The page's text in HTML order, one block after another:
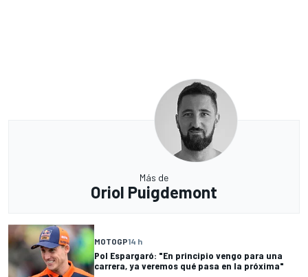
Más de
Oriol Puigdemont
MOTOGP14 h
Pol Espargaró: "En principio vengo para una
carrera, ya veremos qué pasa en la próxima"